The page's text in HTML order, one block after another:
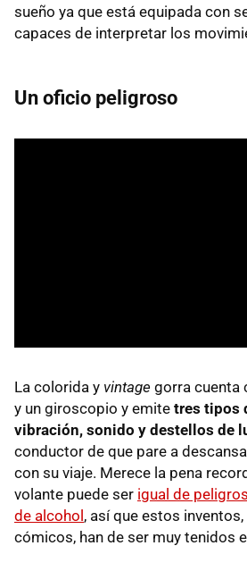
sueño ya que está equipada con
capaces de interpretar los
Un oficio peligroso
La colorida y vintage gorra cuenta
y un giroscopio y emite tres tipos
vibración, sonido y destellos de
conductor de que pare a
con su viaje. Merece la pena
volante puede ser igual de
de alcohol, así que estos
cómicos, han de ser muy tenidos